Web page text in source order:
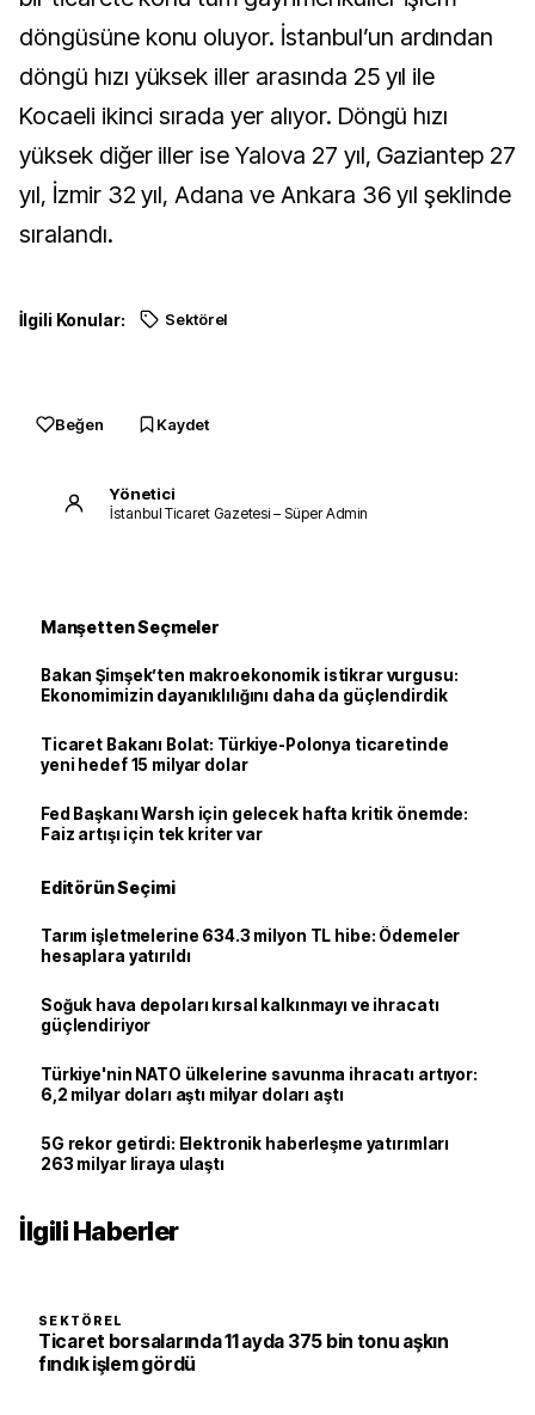
döngüsüne konu oluyor. İstanbul’un ardından
döngü hızı yüksek iller arasında 25 yıl ile
Kocaeli ikinci sırada yer alıyor. Döngü hızı
yüksek diğer iller ise Yalova 27 yıl, Gaziantep 27
yıl, İzmir 32 yıl, Adana ve Ankara 36 yıl şeklinde
sıralandı.
İlgili Konular: Sektörel
Beğen Kaydet
Yönetici
İstanbul Ticaret Gazetesi – Süper Admin
Manşetten Seçmeler
Bakan Şimşek’ten makroekonomik istikrar vurgusu:
Ekonomimizin dayanıklılığını daha da güçlendirdik
Ticaret Bakanı Bolat: Türkiye-Polonya ticaretinde
yeni hedef 15 milyar dolar
Fed Başkanı Warsh için gelecek hafta kritik önemde:
Faiz artışı için tek kriter var
Editörün Seçimi
Tarım işletmelerine 634.3 milyon TL hibe: Ödemeler
hesaplara yatırıldı
Soğuk hava depoları kırsal kalkınmayı ve ihracatı
güçlendiriyor
Türkiye'nin NATO ülkelerine savunma ihracatı artıyor:
6,2 milyar doları aştı milyar doları aştı
5G rekor getirdi: Elektronik haberleşme yatırımları
263 milyar liraya ulaştı
İlgili Haberler
SEKTÖREL
Ticaret borsalarında 11 ayda 375 bin tonu aşkın
fındık işlem gördü